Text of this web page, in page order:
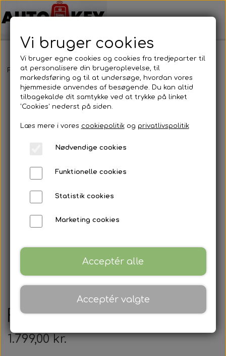
Forside Bilnøgler Ford Fjernbetjening Ford - Fjernbetjening
Ford - Fjernbetjening
1.799,00 kr.
Vi bruger cookies
Vi bruger egne cookies og cookies fra tredjeparter til
at personalisere din brugeroplevelse, til
markedsføring og til at undersøge, hvordan vores
hjemmeside anvendes af besøgende. Du kan altid
tilbagekalde dit samtykke ved at trykke på linket
'Cookies' nederst på siden.
Læs mere i vores cookiepolitikog privatlivspolitik
Nødvendige cookies
Funktionelle cookies
Statistik cookies
Marketing cookies
Acceptér alle
Acceptér valgte